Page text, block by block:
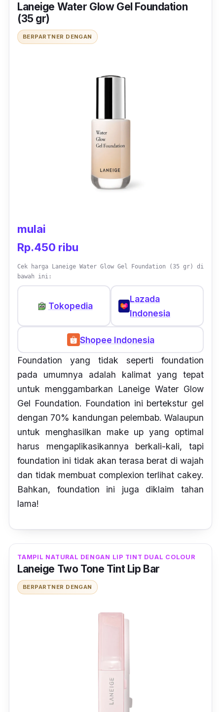
Laneige Water Glow Gel Foundation
(35 gr)
BERPARTNER DENGAN
mulai
Rp.450 ribu
Cek harga Laneige Water Glow Gel Foundation (35 gr) di
bawah ini:
Tokopedia
Lazada
Indonesia
Shopee Indonesia
Foundation yang tidak seperti foundation
pada umumnya adalah kalimat yang tepat
untuk menggambarkan Laneige Water Glow
Gel Foundation. Foundation ini bertekstur gel
dengan 70% kandungan pelembab. Walaupun
untuk menghasilkan make up yang optimal
harus mengaplikasikannya berkali-kali, tapi
foundation ini tidak akan terasa berat di wajah
dan tidak membuat complexion terlihat cakey.
Bahkan, foundation ini juga diklaim tahan
lama!
TAMPIL NATURAL DENGAN LIP TINT DUAL COLOUR
Laneige Two Tone Tint Lip Bar
BERPARTNER DENGAN